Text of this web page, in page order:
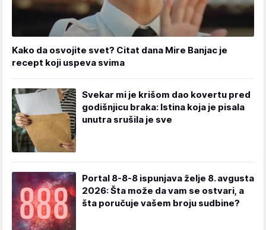
Kako da osvojite svet? Citat dana Mire Banjac je
recept koji uspeva svima
Svekar mi je krišom dao kovertu pred
godišnjicu braka: Istina koja je pisala
unutra srušila je sve
Portal 8-8-8 ispunjava želje 8. avgusta
2026: Šta može da vam se ostvari, a
šta poručuje vašem broju sudbine?